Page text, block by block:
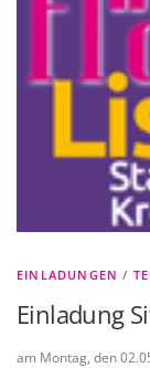
EINLADUNGEN /
Einladung
am Montag, den